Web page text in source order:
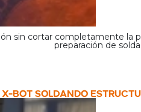
sin cortar completamente la
preparación de
X-BOT SOLDANDO